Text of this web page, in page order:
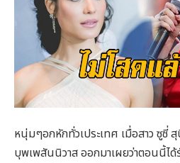
หนุ่มๆอกหักทั่วเประเทศ เมื่อสาว ซูซี่
บุพเพสันนิวาส ออกมาเผยว่าตอนนี้